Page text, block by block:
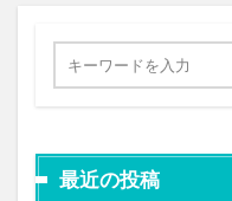
最近の投稿